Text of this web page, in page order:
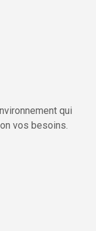
qui
vos besoins.